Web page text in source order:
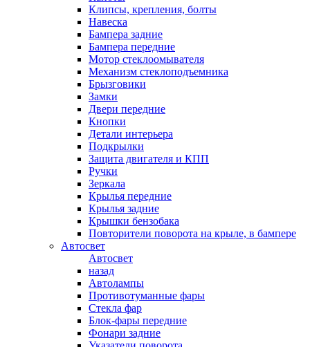
Клипсы, крепления, болты
Навеска
Бампера задние
Бампера передние
Мотор стеклоомывателя
Механизм стеклоподъемника
Брызговики
Замки
Двери передние
Кнопки
Детали интерьера
Подкрылки
Защита двигателя и КПП
Ручки
Зеркала
Крылья передние
Крылья задние
Крышки бензобака
Повторители поворота на крыле, в бампере
Автосвет
Автосвет
назад
Автолампы
Противотуманные фары
Стекла фар
Блок-фары передние
Фонари задние